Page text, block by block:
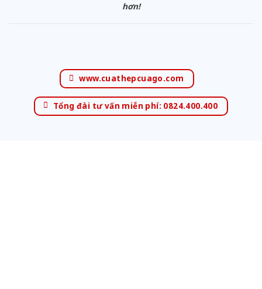
hơn!
www.cuathepcuago.com
Tổng đài tư vấn miễn phí: 0824.400.400